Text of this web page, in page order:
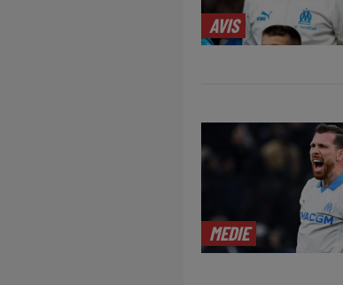
AVIS
MEDIE